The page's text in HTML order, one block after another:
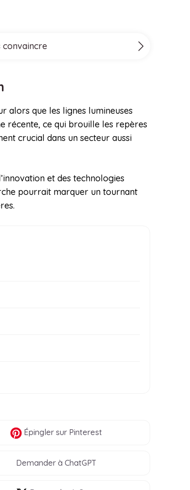
convaincre
alors que les lignes lumineuses
récente, ce qui brouille les repères
crucial dans un secteur aussi
et des technologies
pourrait marquer un tournant
Épingler sur Pinterest
Demander à ChatGPT